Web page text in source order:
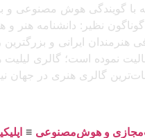
با گویندگی هوش مصنوعی و
نظیر: دانشنامه هنر
هنرمندان ایرانی و
نموده است؛ گالری لیلیت
گالری هنری در
و هوش‌مصنوعی ≡